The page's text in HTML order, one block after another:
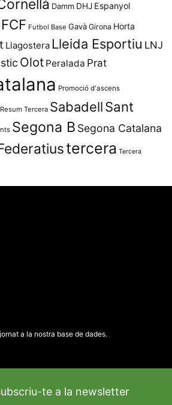
Damm DHJ Espanyol
FCF Futbol Base Gavà Girona Horta
Llagostera Lleida Esportiu LNJ
Olot Peralada Prat
Promoció d'ascens
Resum Tercera SabadellSant
Segona B Segona Catalana
tercera Tercera
a la nostra base de dades.
te a la newsletter